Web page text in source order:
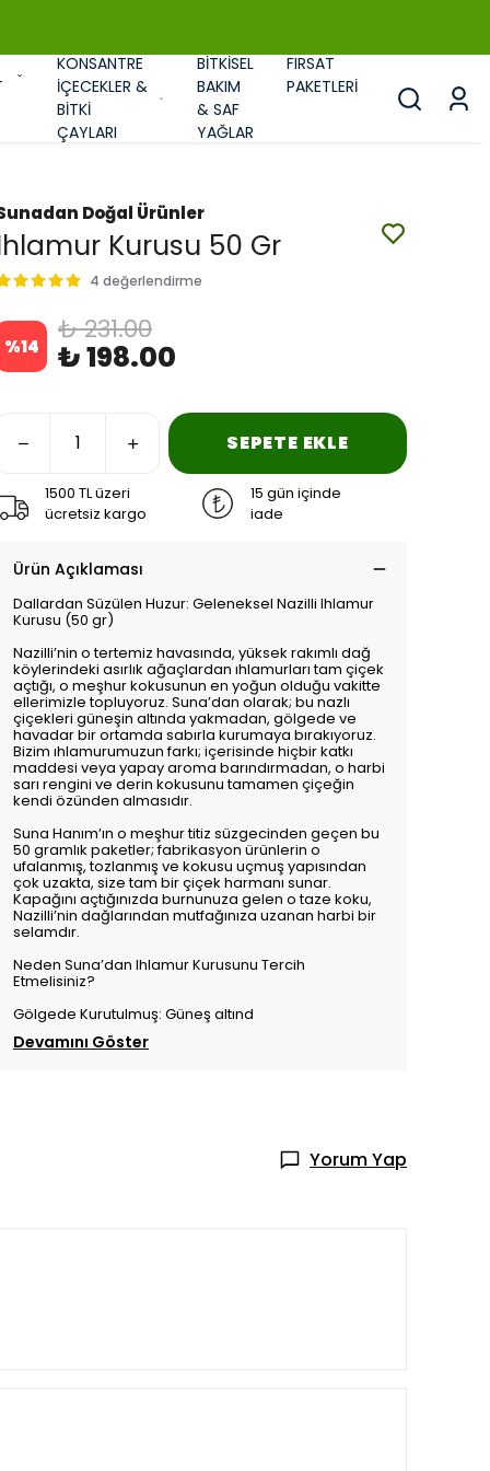
KONSANTRE
İÇECEKLER &
BİTKİ
ÇAYLARI
BİTKİSEL
BAKIM
& SAF
YAĞLAR
FIRSAT
PAKETLERİ
Doğal Ürünler
Kurusu 50 Gr
4 değerlendirme
%14 ₺ 231.00
₺ 198.00
SEPETE EKLE
1500 TL üzeri
ücretsiz kargo
15 gün içinde
iade
Ürün Açıklaması
Dallardan Süzülen Huzur: Geleneksel Nazilli Ihlamur
Kurusu (50 gr)
Nazilli’nin o tertemiz havasında, yüksek rakımlı dağ
köylerindeki asırlık ağaçlardan ıhlamurları tam çiçek
açtığı, o meşhur kokusunun en yoğun olduğu vakitte
ellerimizle topluyoruz. Suna’dan olarak; bu nazlı
çiçekleri güneşin altında yakmadan, gölgede ve
havadar bir ortamda sabırla kurumaya bırakıyoruz.
Bizim ıhlamurumuzun farkı; içerisinde hiçbir katkı
maddesi veya yapay aroma barındırmadan, o harbi
sarı rengini ve derin kokusunu tamamen çiçeğin
kendi özünden almasıdır.
Suna Hanım’ın o meşhur titiz süzgecinden geçen bu
50 gramlık paketler; fabrikasyon ürünlerin o
ufalanmış, tozlanmış ve kokusu uçmuş yapısından
çok uzakta, size tam bir çiçek harmanı sunar.
Kapağını açtığınızda burnunuza gelen o taze koku,
Nazilli’nin dağlarından mutfağınıza uzanan harbi bir
selamdır.
Neden Suna’dan Ihlamur Kurusunu Tercih
Etmelisiniz?
Gölgede Kurutulmuş: Güneş altınd
Devamını Göster
Yorum Yap